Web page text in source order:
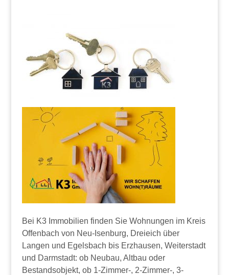
Bei K3 Immobilien finden Sie Wohnungen im Kreis
Offenbach von Neu-Isenburg, Dreieich über
Langen und Egelsbach bis Erzhausen, Weiterstadt
und Darmstadt: ob Neubau, Altbau oder
Bestandsobjekt, ob 1-Zimmer-, 2-Zimmer-, 3-